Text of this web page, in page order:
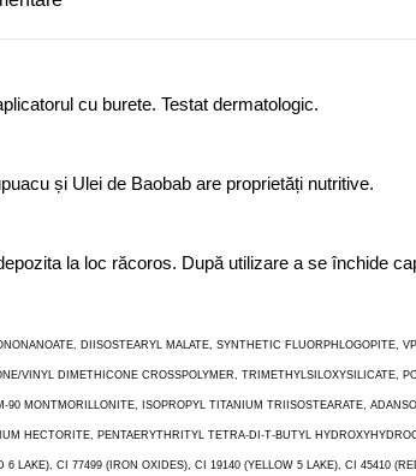
cu burete. Testat dermatologic.
și Ulei de Baobab are proprietăți nutritive.
la loc răcoros. După utilizare a se închide
DIISOSTEARYL MALATE, SYNTHETIC
VINYL DIMETHICONE CROSSPOLYMER, TRIMETHYLSILOXYSILICATE,
90 MONTMORILLONITE, ISOPROPYL TITANIUM TRIISOSTEARATE,
HECTORITE, PENTAERYTHRITYL TETRA-DI-T-BUTYL
6 LAKE), CI 77499 (IRON OXIDES), CI 19140 (YELLOW 5 LAKE), CI 45410